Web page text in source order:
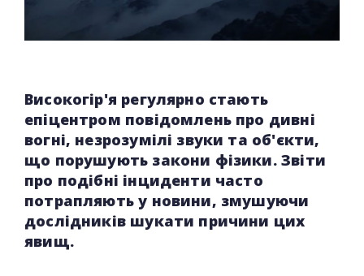
Високогір'я регулярно стають
епіцентром повідомлень про дивні
вогні, незрозумілі звуки та об'єкти,
що порушують закони фізики. Звіти
про подібні інциденти часто
потрапляють у новини, змушуючи
дослідників шукати причини цих
явищ.